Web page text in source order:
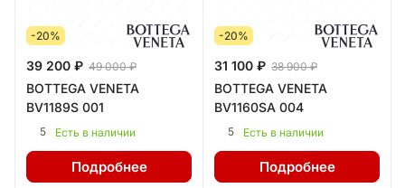
-20%
39 200 ₽ 49 000 ₽
BOTTEGA VENETA
BV1189S 001
5 Есть в наличии
Подробнее
-20%
31 100 ₽ 38 900 ₽
BOTTEGA VENETA
BV1160SA 004
5 Есть в наличии
Подробнее